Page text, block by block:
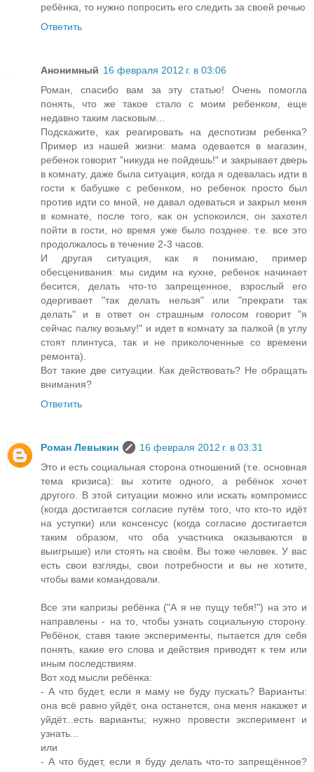
ребёнка, то нужно попросить его следить за своей речью
Ответить
Анонимный 16 февраля 2012 г. в 03:06
Роман, спасибо вам за эту статью! Очень помогла
понять, что же такое стало с моим ребенком, еще
недавно таким ласковым...
Подскажите, как реагировать на деспотизм ребенка?
Пример из нашей жизни: мама одевается в магазин,
ребенок говорит "никуда не пойдешь!" и закрывает дверь
в комнату, даже была ситуация, когда я одевалась идти в
гости к бабушке с ребенком, но ребенок просто был
против идти со мной, не давал одеваться и закрыл меня
в комнате, после того, как он успокоился, он захотел
пойти в гости, но время уже было позднее. т.е. все это
продолжалось в течение 2-3 часов.
И другая ситуация, как я понимаю, пример
обесценивания: мы сидим на кухне, ребенок начинает
бесится, делать что-то запрещенное, взрослый его
одергивает "так делать нельзя" или "прекрати так
делать" и в ответ он страшным голосом говорит "я
сейчас палку возьму!" и идет в комнату за палкой (в углу
стоят плинтуса, так и не приколоченные со времени
ремонта).
Вот такие две ситуации. Как действовать? Не обращать
внимания?
Ответить
Роман Левыкин
16 февраля 2012 г. в 03:31
Это и есть социальная сторона отношений (т.е. основная
тема кризиса): вы хотите одного, а ребёнок хочет
другого. В этой ситуации можно или искать компромисс
(когда достигается согласие путём того, что кто-то идёт
на уступки) или консенсус (когда согласие достигается
таким образом, что оба участника оказываются в
выигрыше) или стоять на своём. Вы тоже человек. У вас
есть свои взгляды, свои потребности и вы не хотите,
чтобы вами командовали.
Все эти капризы ребёнка ("А я не пущу тебя!") на это и
направлены - на то, чтобы узнать социальную сторону.
Ребёнок, ставя такие эксперименты, пытается для себя
понять, какие его слова и действия приводят к тем или
иным последствиям.
Вот ход мысли ребёнка:
- А что будет, если я маму не буду пускать? Варианты:
она всё равно уйдёт, она останется, она меня накажет и
уйдёт...есть варианты; нужно провести эксперимент и
узнать...
или
- А что будет, если я буду делать что-то запрещённое?